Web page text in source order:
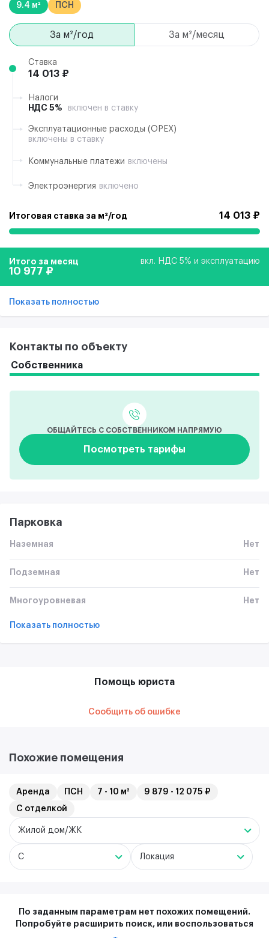
9.4 м² ПСН
за м²/год за м²/месяц
Ставка
14 013 ₽
Налоги
НДС 5%
включен в ставку
Эксплуатационные расходы (ОРЕХ)
включены в ставку
Коммунальные платежи включены
Электроэнергия включено
Итоговая ставка за м²/год 14 013 ₽
Итого за месяц вкл. НДС 5% и эксплуатацию
10 977 ₽
Показать полностью
Контакты по объекту
Собственника
ОБЩАЙТЕСЬ С СОБСТВЕННИКОМ НАПРЯМУЮ
Посмотреть тарифы
Парковка
Наземная Нет
Подземная Нет
Многоуровневая Нет
Показать полностью
Помощь юриста
Сообщить об ошибке
Похожие помещения
Аренда ПСН 7 - 10 м²
9 879 - 12 075 ₽
С отделкой
Жилой дом/ЖК
C Локация
По заданным параметрам нет похожих помещений.
Попробуйте расширить поиск, или воспользоваться